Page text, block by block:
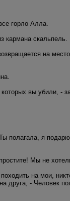
горло Алла.
кармана скальпель.
на
вы убили, -
полагала, я
Мы не
на мои,
друга, - Человек